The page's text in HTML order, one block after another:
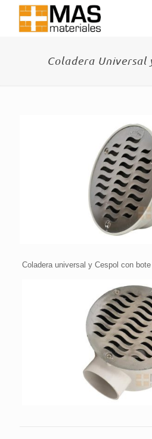
Coladera Universal
Coladera universal y Cespol con bote